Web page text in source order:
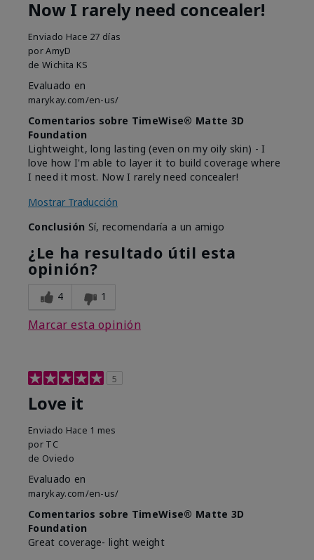
Now I rarely need concealer!
Enviado Hace 27 días
porAmyD
de Wichita KS
Evaluado en
marykay.com/en-us/
Comentarios sobre TimeWise® Matte 3D
Foundation
Lightweight, long lasting (even on my oily skin) - I
love how I'm able to layer it to build coverage where
I need it most. Now I rarely need concealer!
Mostrar Traducción
Conclusión Sí, recomendaría a un amigo
¿Le ha resultado útil esta
opinión?
4 1
Marcar esta opinión
5
Love it
Enviado Hace 1 mes
por TC
de Oviedo
Evaluado en
marykay.com/en-us/
Comentarios sobre TimeWise® Matte 3D
Foundation
Great coverage- light weight